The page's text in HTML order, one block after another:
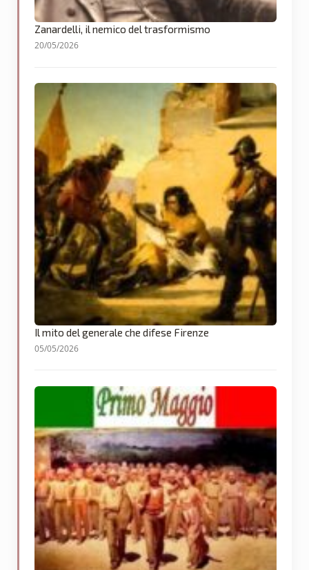
Zanardelli, il nemico del trasformismo
20/05/2026
Il mito del generale che difese Firenze
05/05/2026